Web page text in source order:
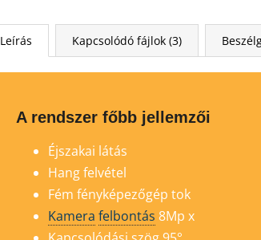
Leírás Kapcsolódó fájlok (3)
A rendszer főbb jellemzői
Éjszakai látás
Hang felvétel
Fém fényképezőgép tok
Kamera felbontás 8Mp x